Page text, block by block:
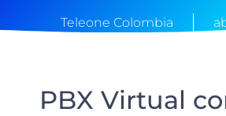
Teleone Colombia
PBX Virtual